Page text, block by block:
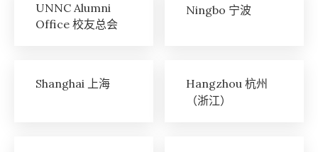
UNNC Alumni
Office 校友总会
Ningbo 宁波
Shanghai 上海
Hangzhou 杭州
（浙江）